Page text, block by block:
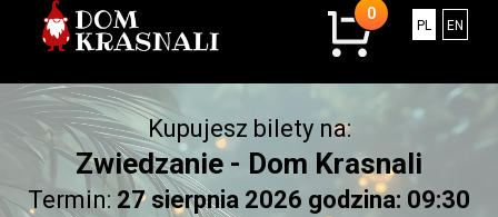
0
0
Łączna
kwota:
0.00
złotych
EN
PL Polski
Kupujesz bilety na:
Zwiedzanie - Dom Krasnali
Termin: 27 sierpnia 2026 godzina: 09:30